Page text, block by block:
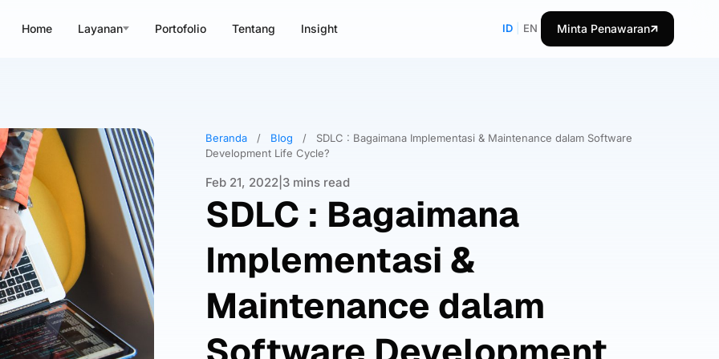
Home Layanan Portofolio Tentang Insight ID EN Minta Penawaran
Beranda / Blog /
SDLC : Bagaimana Implementasi & Maintenance dalam Software
Development Life Cycle?
Feb 21, 2022 3 mins read
SDLC : Bagaimana
Implementasi &
Maintenance dalam